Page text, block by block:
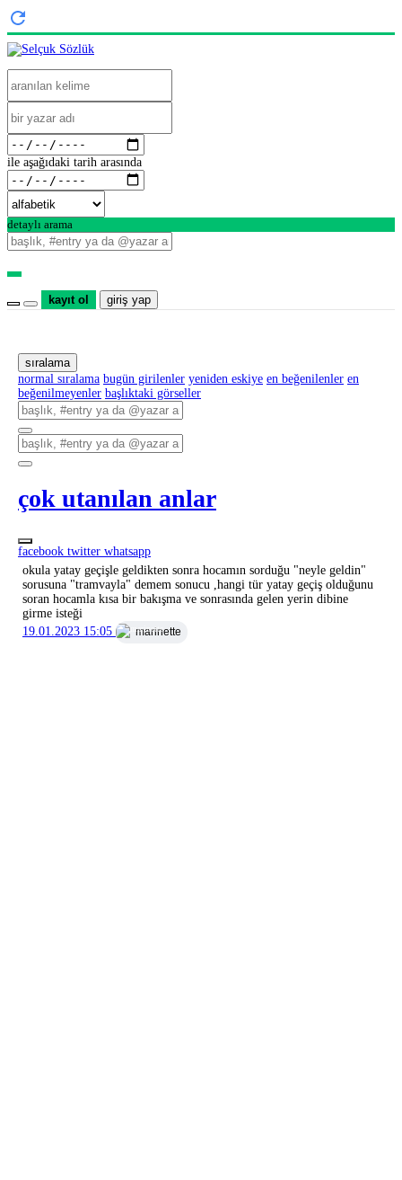
ile aşağıdaki tarih arasında
detaylı arama
kayıt ol giriş yap
sıralama
normal sıralama bugün girilenler yeniden eskiye en beğenilenler en
beğenilmeyenler başlıktaki görseller
çok utanılan anlar
facebook twitter whatsapp
okula yatay geçişle geldikten sonra hocamın sorduğu "neyle geldin"
sorusuna "tramvayla" demem sonucu ,hangi tür yatay geçiş olduğunu
soran hocamla kısa bir bakışma ve sonrasında gelen yerin dibine
girme isteği
19.01.2023 15:05
marinette